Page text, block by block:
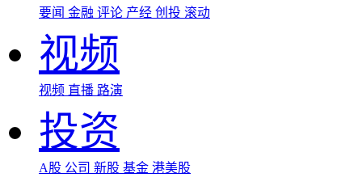
要闻 金融 评论 产经 创投 滚动
视频
视频 直播 路演
投资
A股 公司 新股 基金 港美股